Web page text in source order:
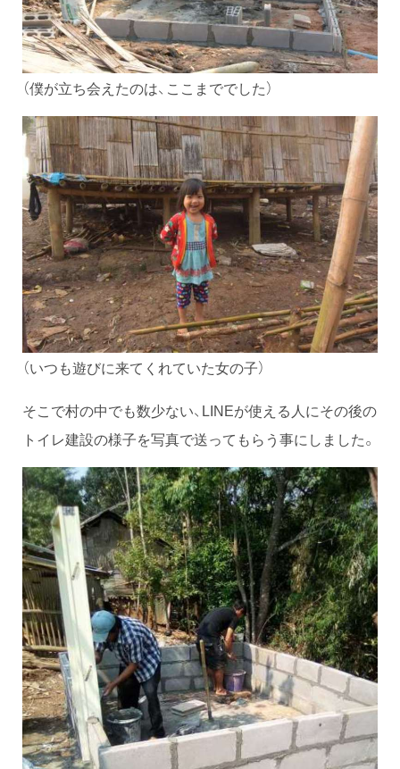
（僕が立ち会えたのは、ここまででした）
（いつも遊びに来てくれていた女の子）
そこで村の中でも数少ない、LINEが使える人にその後の
トイレ建設の様子を写真で送ってもらう事にしました。